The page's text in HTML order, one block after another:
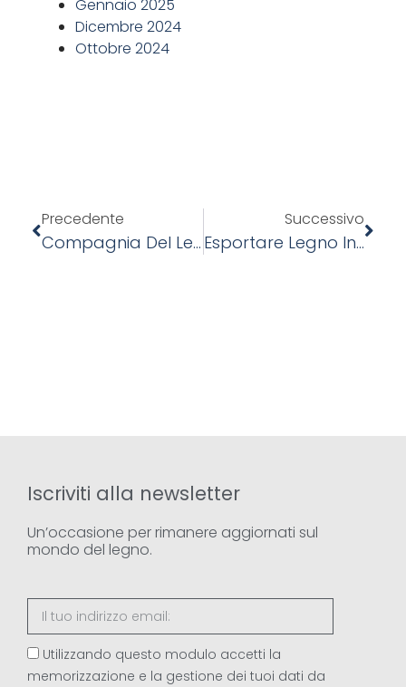
Gennaio 2025
Dicembre 2024
Ottobre 2024
Precedente
Compagnia Del Legno Alla Conferenza Di Karlstad: Un’opportunità Di Dialogo E Riflessione Sul Futuro Del Mercato Del Legno
Successivo
Esportare Legno In Europa: Tra Requisiti Normativi E Strategie Per Il Successo
Iscriviti alla newsletter
Un’occasione per rimanere aggiornati sul
mondo del legno.
Utilizzando questo modulo accetti la
memorizzazione e la gestione dei tuoi dati da